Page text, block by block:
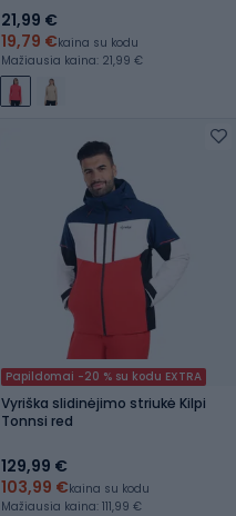
21,99 €
19,79 €kaina su kodu
Mažiausia kaina: 21,99 €
Papildomai -20 % su kodu EXTRA
Vyriška slidinėjimo striukė Kilpi
Tonnsi red
129,99 €
103,99 €kaina su kodu
Mažiausia kaina: 111,99 €